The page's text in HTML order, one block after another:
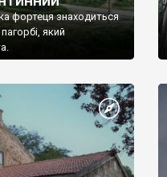
фортеця знаходиться
який